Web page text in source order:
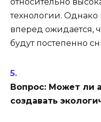
относительно
технологии.
вперед ожидается,
будут постепенно
Вопрос: Может ли
создавать